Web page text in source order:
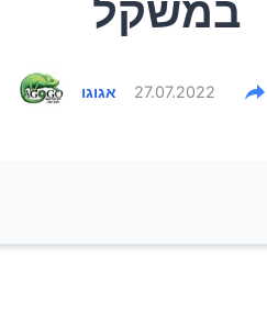
במשקל
אגוגו 27.07.2022